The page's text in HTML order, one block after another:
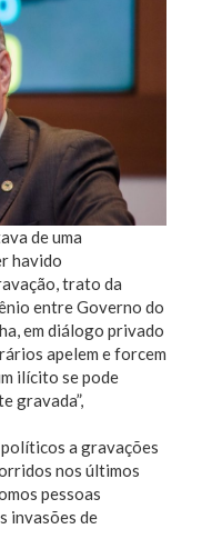
de uma
havido
trato da
entre Governo do
em diálogo privado
apelem e forcem
ilícito se pode
gravada”,
a gravações
nos últimos
pessoas
invasões de